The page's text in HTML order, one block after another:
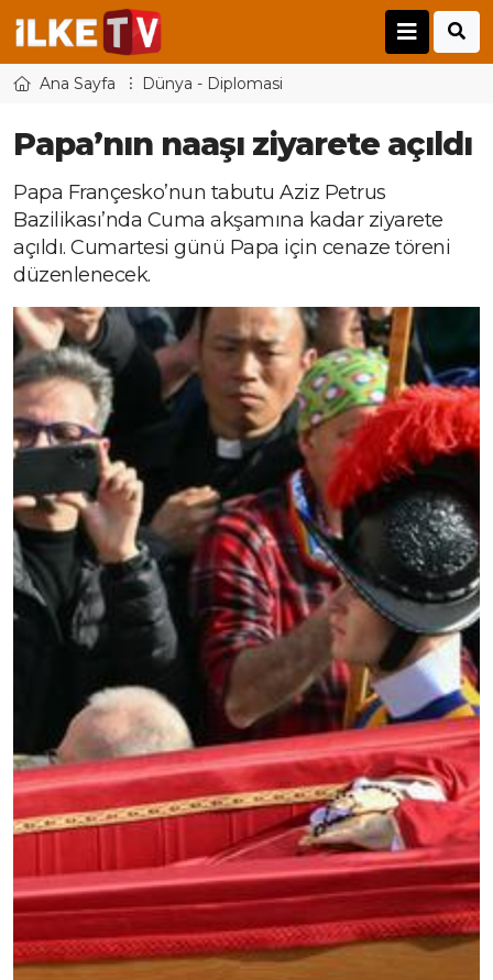
Ana Sayfa Dünya - Diplomasi
Papa’nın naaşı ziyarete açıldı
Papa Françesko’nun tabutu Aziz Petrus
Bazilikası’nda Cuma akşamına kadar ziyarete
açıldı. Cumartesi günü Papa için cenaze töreni
düzenlenecek.